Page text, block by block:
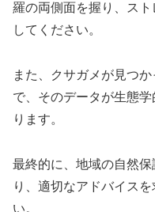
羅の両側面を握り、ス
してください。
また、クサガメが見つ
で、そのデータが生態
ります。
最終的に、地域の自然
り、適切なアドバイス
い。